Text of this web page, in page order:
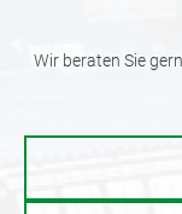
Wir beraten Sie